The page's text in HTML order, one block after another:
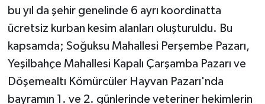
bu yıl da şehir genelinde 6 ayrı koordinatta
ücretsiz kurban kesim alanları oluşturuldu. Bu
kapsamda; Soğuksu Mahallesi Perşembe Pazarı,
Yeşilbahçe Mahallesi Kapalı Çarşamba Pazarı ve
Döşemealtı Kömürcüler Hayvan Pazarı'nda
bayramın 1. ve 2. günlerinde veteriner hekimlerin